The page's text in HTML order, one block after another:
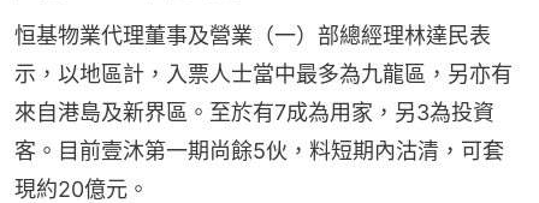
恒基物業代理董事及營業（一）部總經理林達民表
示，以地區計，入票人士當中最多為九龍區，另亦有
來自港島及新界區。至於有7成為用家，另3為投資
客。目前壹沐第一期尚餘5伙，料短期內沽清，可套
現約20億元。